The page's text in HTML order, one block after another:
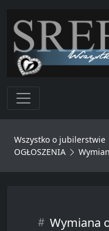
Toggle navigation
Wszystko o jubilerstwie
OGŁOSZENIA
Wymiana